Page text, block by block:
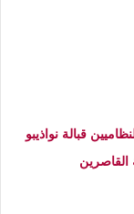
قبالة نواذيبو